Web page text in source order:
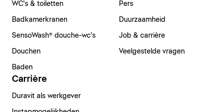
WC's & toiletten
Badkamerkranen
SensoWash® douche-wc's
Douchen
Baden
Pers
Duurzaamheid
Job & carrière
Veelgestelde vragen
Carrière
Duravit als werkgever